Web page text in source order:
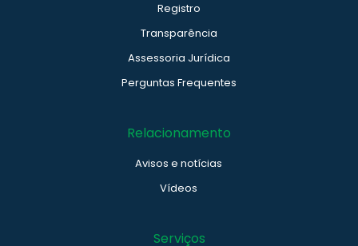
Registro
Transparência
Assessoria Jurídica
Perguntas Frequentes
Relacionamento
Avisos e notícias
Vídeos
Serviços